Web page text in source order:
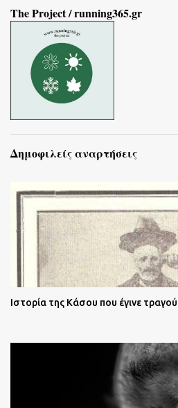
The Project / running365.gr
Δημοφιλείς αναρτήσεις
Ιστορία της Κάσου που έγινε